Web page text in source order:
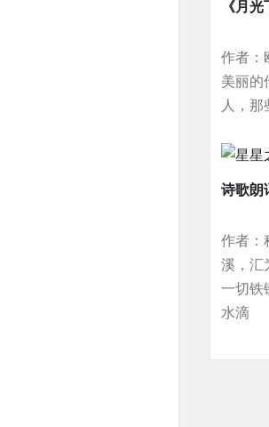
《月
作者：
美丽的
人，
诗歌朗
作者：
溪，汇
一切铁
水滴